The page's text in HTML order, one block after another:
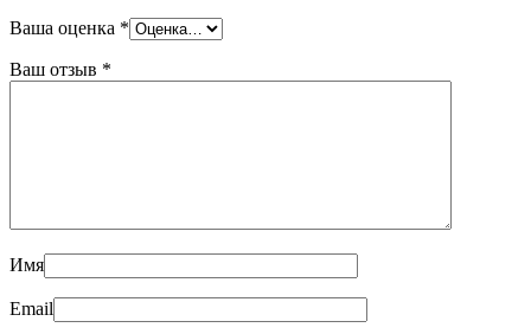
Ваша оценка *
Ваш отзыв *
Имя
Email